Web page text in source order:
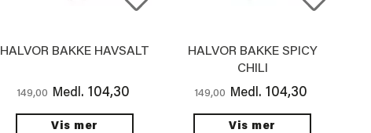
HALVOR BAKKE HAVSALT
149,00 Medl. 104,30
Vis mer
HALVOR BAKKE SPICY
CHILI
149,00 Medl. 104,30
Vis mer